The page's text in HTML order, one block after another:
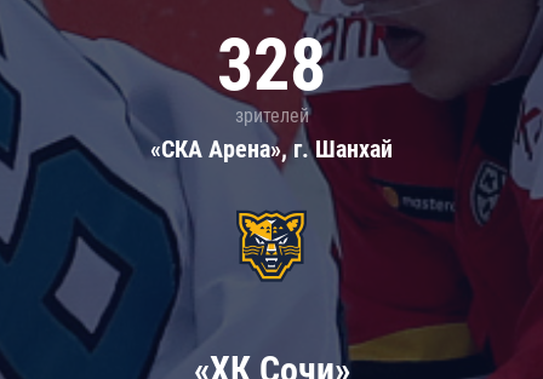
328
зрителей
«СКА Арена», г. Шанхай
«ХК Сочи»